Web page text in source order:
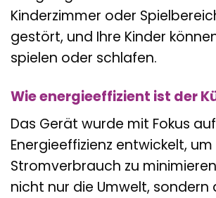
Kinderzimmer oder
gestört, und Ihre Kinder
spielen oder schlafen.
Wie energieeffizient ist der
Das Gerät wurde mit Fokus
Energieeffizienz entwickelt,
Stromverbrauch zu
nicht nur die Umwelt, sondern